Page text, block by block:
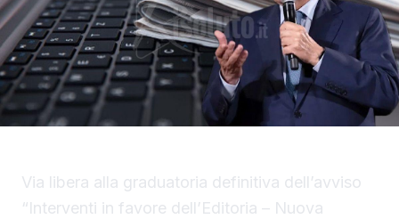
Via libera alla graduatoria definitiva dell’avviso
“Interventi in favore dell’Editoria – Nuova